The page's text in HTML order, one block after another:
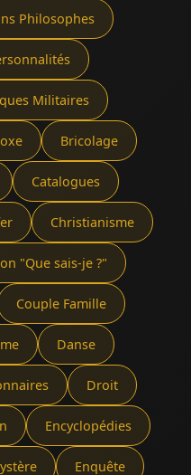
Philosophes
Militaires
Bricolage
Catalogues
Christianisme
"Que sais-je ?"
Couple Famille
Danse
Droit
Encyclopédies
Enquête